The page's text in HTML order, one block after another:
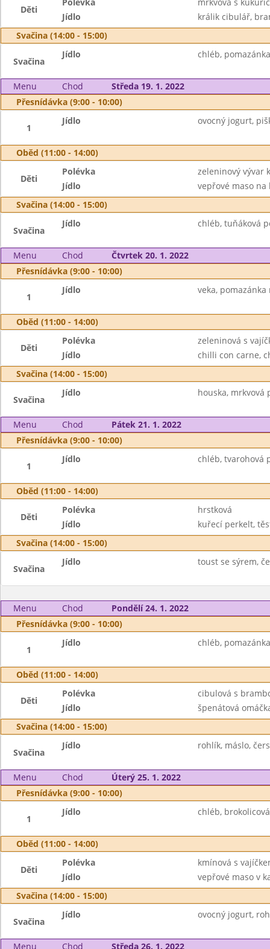
Děti
Jídlo
králik cibulář,
Svačina (14:00 - 15:00)
Svačina
Jídlo chléb,
Menu Chod
Středa 19. 1. 2022
Přesnídávka (9:00 - 10:00)
1
Jídlo ovocný jogurt,
Oběd (11:00 - 14:00)
Děti
Polévka
zeleninový vývar
Jídlo
vepřové maso na
Svačina (14:00 - 15:00)
Svačina
Jídlo chléb, tuňáková
Menu Chod
Čtvrtek 20. 1. 2022
Přesnídávka (9:00 - 10:00)
1
Jídlo veka, pomazánka
Oběd (11:00 - 14:00)
Děti
Polévka
zeleninová s
Jídlo
chilli con carne,
Svačina (14:00 - 15:00)
Svačina
Jídlo houska, mrkvová
Menu Chod
Pátek 21. 1. 2022
Přesnídávka (9:00 - 10:00)
1
Jídlo chléb, tvarohová
Oběd (11:00 - 14:00)
Děti
Polévka
hrstková
Jídlo
kuřecí perkelt,
Svačina (14:00 - 15:00)
Svačina
Jídlo toust se sýrem,
Menu Chod
Pondělí 24. 1. 2022
Přesnídávka (9:00 - 10:00)
1
Jídlo chléb,
Oběd (11:00 - 14:00)
Děti
Polévka
cibulová s
Jídlo
špenátová
Svačina (14:00 - 15:00)
Svačina
Jídlo rohlík, máslo,
Menu Chod
Úterý 25. 1. 2022
Přesnídávka (9:00 - 10:00)
1
Jídlo chléb,
Oběd (11:00 - 14:00)
Děti
Polévka
kmínová s
Jídlo
vepřové maso v
Svačina (14:00 - 15:00)
Svačina
Jídlo ovocný jogurt,
Menu Chod
Středa 26. 1. 2022